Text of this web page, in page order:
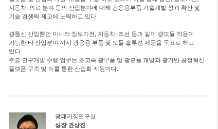
자동차, 의료 분야 등의 산업분야에 대해 광응용부품 기술개발 성과 확산 및
기술 경쟁력 제고에 노력하고 있다.
광통신 산업뿐만 아니라 정보가전, 자동차, 조선 등과 같이 광모듈 적용이
가능한 타 산업분야 까지 광응용 부품 및 모듈 솔루션 제공을 목표로 하고
있다.
주요 연구개발 수행 업무는 초고속 광부품 및 광모듈 개발과 광기반 공정혁신
플랫폼 구축 및 이를 통한 산업화 지원이다.
광패키징연구실
실장 권상진